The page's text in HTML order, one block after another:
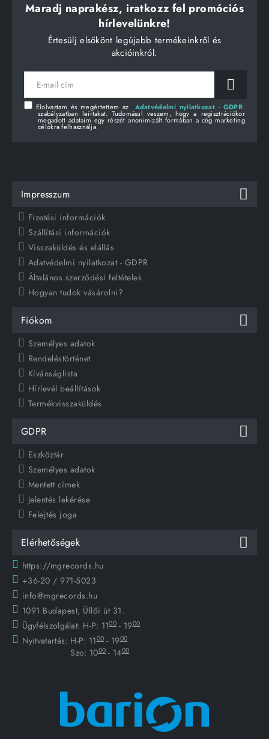
Maradj naprakész, iratkozz fel promóciós
hírlevelünkre!
Értesülj elsőkönt legújabb termékeinkről és
akcióinkról.
E-
mail
Elolvastam és megértettem az Adatvédelmi nyilatkozat - GDPR
szabályzatban leírtakat. Tudomásul veszem, hogy a regisztrációkor
megadott adataim egy részét anonimizált formában a cég marketing
célokra felhasználja.
Impresszum
Fizetési információk
Szállítási információk
Visszaküldés és elállás
Adatvédelmi nyilatkozat - GDPR
Általános szerződési feltételek
Hogyan tudok vásárolni?
Fiókom
Személyes adatok
Rendeléstörténet
Kívánságlista
Hírlevél beállítások
Termékvisszaküldés
GDPR
Eszköztár
Személyes adatok
Mentett címek
Jelentés lekérése
Felejtés joga
Elérhetőségek
https://mgrecords.hu
+36-20 / 971-5023
info@mgrecords.hu
1091 Budapest, Üllői út 31.
Ügyfélszolgálat: H-P: 1100 - 1900
Nyitvatartás: H-P: 1100 - 1900
Szo: 1000 - 1400